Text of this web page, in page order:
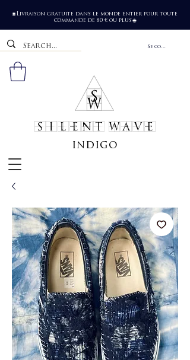
🌐 Livraison gratuite dans le monde entier pour toute
commande de 80 € ou plus 🌐
Se connecter
SILENT WAVE
indigo